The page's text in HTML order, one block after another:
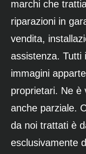
marchi che
riparazioni in
vendita,
assistenza. Tutti
immagini
proprietari. Ne è
anche parziale.
da noi trattati è
esclusivamente